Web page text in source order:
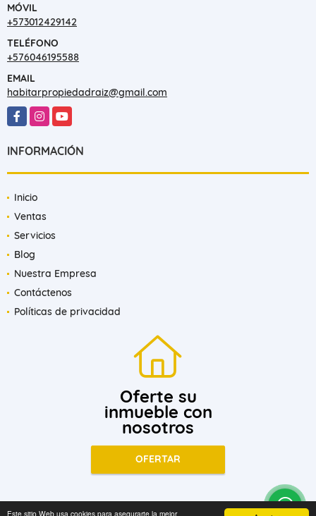
Este sitio Web usa cookies para asegurarte la mejor
MÓVIL
+573012429142
TELÉFONO
+576046195588
EMAIL
habitarpropiedadraiz@gmail.com
FacebookInstagram
YouTube
INFORMACIÓN
Inicio
Ventas
Servicios
Blog
Nuestra Empresa
Contáctenos
Políticas de privacidad
Oferte su
inmueble con
nosotros
OFERTAR